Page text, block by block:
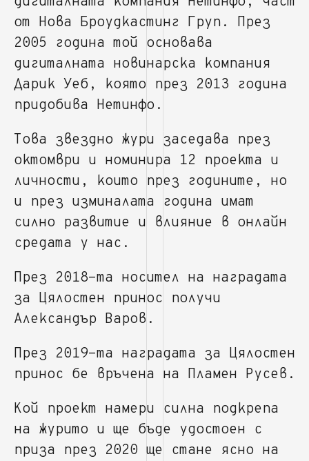
от Нова Броудкастинг Груп. През
2005 година той основава
дигиталната новинарска компания
Дарик Уеб, която през 2013 година
придобива Нетинфо.
Това звездно жури заседава през
октомври и номинира 12 проекта и
личности, които през годините, но
и през изминалата година имат
силно развитие и влияние в онлайн
средата у нас.
През 2018-та носител на наградата
за Цялостен принос получи
Александър Варов.
През 2019-та наградата за Цялостен
принос бе връчена на Пламен Русев.
Кой проект намери силна подкрепа
на журито и ще бъде удостоен с
приза през 2020 ще стане ясно на